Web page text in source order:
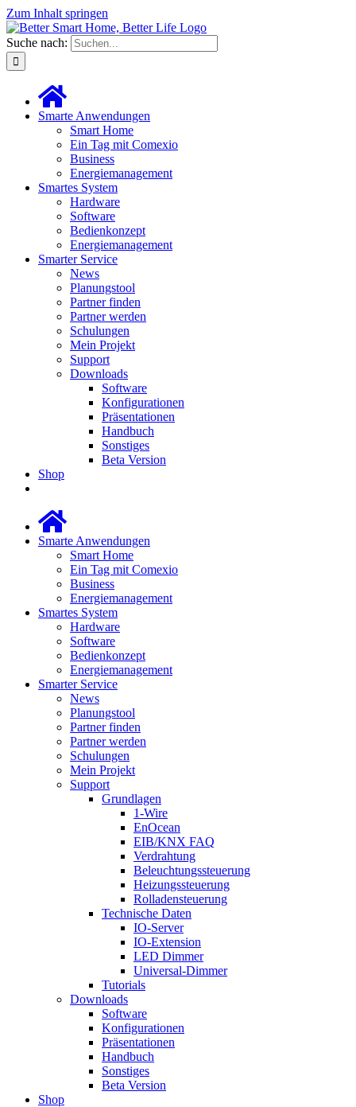
Zum Inhalt springen
Suche nach:
Smarte Anwendungen
Smart Home
Ein Tag mit Comexio
Business
Energiemanagement
Smartes System
Hardware
Software
Bedienkonzept
Energiemanagement
Smarter Service
News
Planungstool
Partner finden
Partner werden
Schulungen
Mein Projekt
Support
Downloads
Software
Konfigurationen
Präsentationen
Handbuch
Sonstiges
Beta Version
Shop
Smarte Anwendungen
Smart Home
Ein Tag mit Comexio
Business
Energiemanagement
Smartes System
Hardware
Software
Bedienkonzept
Energiemanagement
Smarter Service
News
Planungstool
Partner finden
Partner werden
Schulungen
Mein Projekt
Support
Grundlagen
1-Wire
EnOcean
EIB/KNX FAQ
Verdrahtung
Beleuchtungssteuerung
Heizungssteuerung
Rolladensteuerung
Technische Daten
IO-Server
IO-Extension
LED Dimmer
Universal-Dimmer
Tutorials
Downloads
Software
Konfigurationen
Präsentationen
Handbuch
Sonstiges
Beta Version
Shop